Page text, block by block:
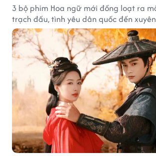
3 bộ phim Hoa ngữ mới đồng loạt ra
trạch đấu, tình yêu dân quốc đến